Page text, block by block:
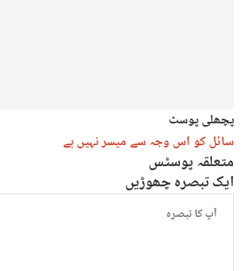
پچھلی پوسٹ
سائل کو اس وجہ سے میسر نہیں ہے
متعلقہ پوسٹس
ایک تبصرہ چھوڑیں